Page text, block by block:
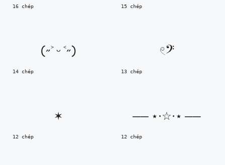
16 chép 15 chép
14 chép
(˶˃ ᵕ ˂˶)
13 chép
𓏲ּ𝄢
12 chép
✶
12 chép
── ⋆⋅☆⋅⋆ ──